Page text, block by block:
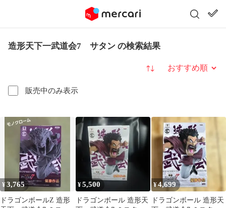
造形天下一武道会7 サタン の検索結果
販売中のみ表示
並び替え
¥3,765
ドラゴンボールZ 造形
¥5,500
ドラゴンボール 造形天
¥4,699
ドラゴンボール 造形天